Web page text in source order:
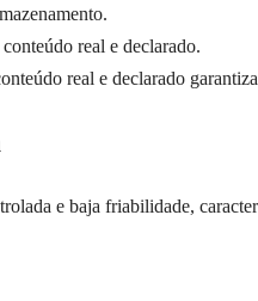
real e declarado.
real e declarado
e baja friabilidade,